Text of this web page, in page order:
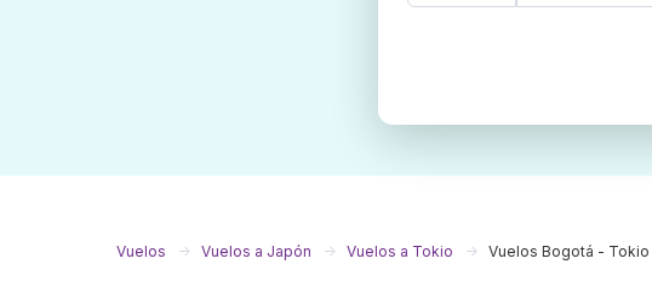
Vuelos Vuelos a Japón Vuelos a Tokio Vuelos Bogotá - Tokio